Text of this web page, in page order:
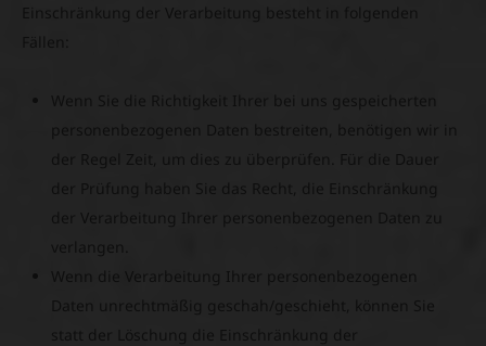
Einschränkung der Verarbeitung besteht in folgenden
Wenn Sie die Richtigkeit Ihrer bei uns gespeicherten
der Regel Zeit, um dies zu überprüfen. Für die Dauer
der Prüfung haben Sie das Recht, die Einschränkung
der Verarbeitung Ihrer personenbezogenen Daten zu
verlangen.
Wenn die Verarbeitung Ihrer personenbezogenen
Daten unrechtmäßig geschah/geschieht, können Sie
statt der Löschung die Einschränkung der